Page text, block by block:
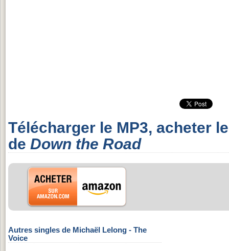
Télécharger le MP3, acheter
de Down the Road
Autres singles de Michaël Lelong - The
Voice